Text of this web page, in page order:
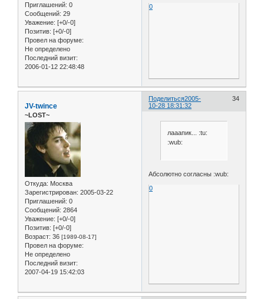
Приглашений: 0
Сообщений: 29
Уважение: [+0/-0]
Позитив: [+0/-0]
Провел на форуме:
Не определено
Последний визит:
2006-01-12 22:48:48
0
Поделиться 34
2005-
10-28 18:31:32
JV-twince
~LOST~
Откуда: Москва
Зарегистрирован: 2005-03-22
Приглашений: 0
Сообщений: 2864
Уважение: [+0/-0]
Позитив: [+0/-0]
Возраст: 36 [1989-08-17]
Провел на форуме:
Не определено
Последний визит:
2007-04-19 15:42:03
лааапик... :tu:
:wub:
Абсолютно согласны :wub:
0